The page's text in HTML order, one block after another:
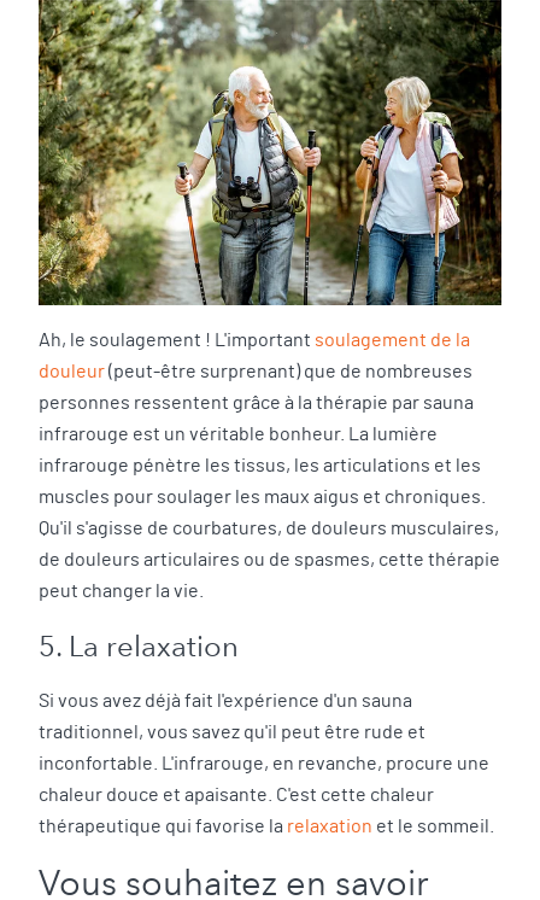
Ah, le soulagement ! L'important soulagement de la
douleur(peut-être surprenant) que de nombreuses
personnes ressentent grâce à la thérapie par sauna
infrarouge est un véritable bonheur. La lumière
infrarouge pénètre les tissus, les articulations et les
muscles pour soulager les maux aigus et chroniques.
Qu'il s'agisse de courbatures, de douleurs musculaires,
de douleurs articulaires ou de spasmes, cette thérapie
peut changer la vie.
5. La relaxation
Si vous avez déjà fait l'expérience d'un sauna
traditionnel, vous savez qu'il peut être rude et
inconfortable. L'infrarouge, en revanche, procure une
chaleur douce et apaisante. C'est cette chaleur
thérapeutique qui favorise la relaxation et le sommeil.
Vous souhaitez en savoir